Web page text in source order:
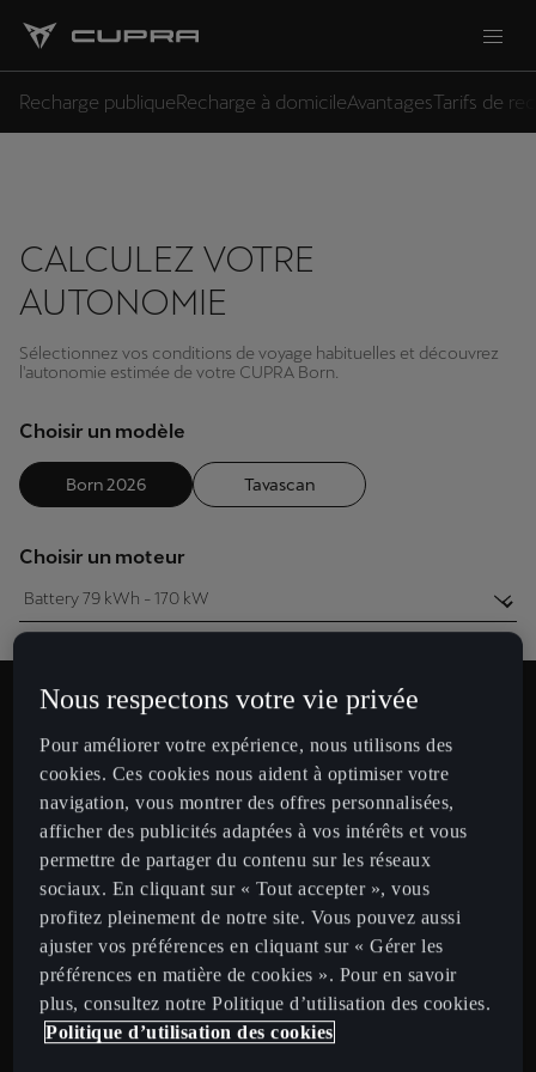
Recharge publiqueRecharge à domicileAvantagesTarifs de
CALCULEZ VOTRE
AUTONOMIE
Sélectionnez vos conditions de voyage habituelles et découvrez
l'autonomie estimée de votre CUPRA Born.
Choisir un modèle
Born 2026 Tavascan
Choisir un moteur
Autonomie estimée
453km
en une seule charge
CUPRABORN 2026
Battery 79 kWh - 170 kW
Nous respectons votre vie privée
Pour améliorer votre expérience, nous utilisons des
cookies. Ces cookies nous aident à optimiser votre
navigation, vous montrer des offres personnalisées,
afficher des publicités adaptées à vos intérêts et vous
permettre de partager du contenu sur les réseaux
sociaux. En cliquant sur « Tout accepter », vous
profitez pleinement de notre site. Vous pouvez aussi
ajuster vos préférences en cliquant sur « Gérer les
préférences en matière de cookies ». Pour en savoir
plus, consultez notre Politique d’utilisation des cookies.
Politique d’utilisation des cookies